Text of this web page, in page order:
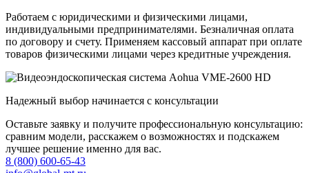
Работаем с юридическими и физическими лицами,
индивидуальными предпринимателями. Безналичная оплата
по договору и счету. Применяем кассовый аппарат при оплате
товаров физическими лицами через кредитные учреждения.
Надежный выбор начинается с консультации
Оставьте заявку и получите профессиональную консультацию:
сравним модели, расскажем о возможностях и подскажем
лучшее решение именно для вас.
8 (800) 600-65-43